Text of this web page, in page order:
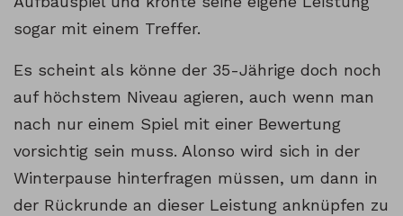
sogar mit einem Treffer.
Es scheint als könne der 35-Jährige doch noch
auf höchstem Niveau agieren, auch wenn man
nach nur einem Spiel mit einer Bewertung
vorsichtig sein muss. Alonso wird sich in der
Winterpause hinterfragen müssen, um dann in
der Rückrunde an dieser Leistung anknüpfen zu